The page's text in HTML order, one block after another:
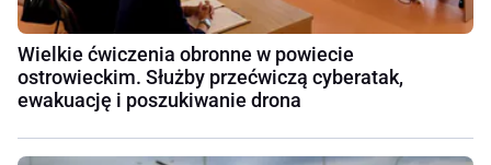
Wielkie ćwiczenia obronne w powiecie
ostrowieckim. Służby przećwiczą cyberatak,
ewakuację i poszukiwanie drona